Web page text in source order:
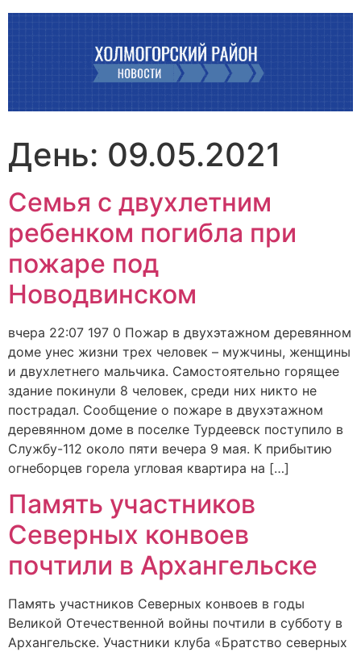
Перейти
содержимому
День: 09.05.2021
Семья с двухлетним
ребенком погибла при
пожаре под
Новодвинском
вчера 22:07 197 0 Пожар в двухэтажном деревянном
доме унес жизни трех человек – мужчины, женщины
и двухлетнего мальчика. Самостоятельно горящее
здание покинули 8 человек, среди них никто не
пострадал. Сообщение о пожаре в двухэтажном
деревянном доме в поселке Турдеевск поступило в
Службу-112 около пяти вечера 9 мая. К прибытию
огнеборцев горела угловая квартира на […]
Память участников
Северных конвоев
почтили в Архангельске
Память участников Северных конвоев в годы
Великой Отечественной войны почтили в субботу в
Архангельске. Участники клуба «Братство северных